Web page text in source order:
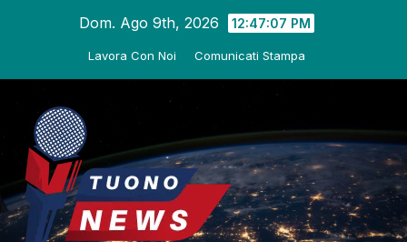
Dom. Ago 9th, 2026 12:47:08 PM
Lavora Con Noi Comunicati Stampa